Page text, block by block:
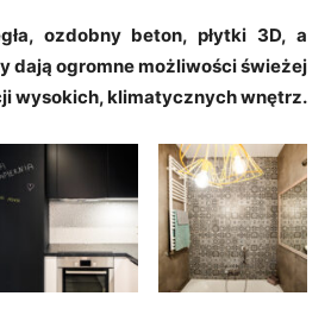
ozdobny beton, płytki 3D, a
dają ogromne możliwości świeżej
wysokich, klimatycznych wnętrz.